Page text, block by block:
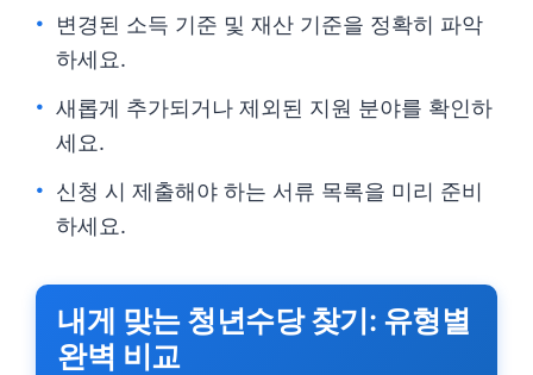
변경된 소득 기준 및 재산 기준을 정확히 파악
하세요.
새롭게 추가되거나 제외된 지원 분야를 확인하
세요.
신청 시 제출해야 하는 서류 목록을 미리 준비
하세요.
내게 맞는 청년수당 찾기: 유형별
완벽 비교